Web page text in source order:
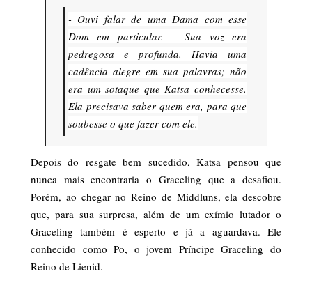
- Ouvi falar de uma Dama com esse
Dom em particular. – Sua voz era
pedregosa e profunda. Havia uma
cadência alegre em sua palavras; não
era um sotaque que Katsa conhecesse.
Ela precisava saber quem era, para que
soubesse o que fazer com ele.
Depois do resgate bem sucedido, Katsa pensou que
nunca mais encontraria o Graceling que a desafiou.
Porém, ao chegar no Reino de Middluns, ela descobre
que, para sua surpresa, além de um exímio lutador o
Graceling também é esperto e já a aguardava. Ele
conhecido como Po, o jovem Príncipe Graceling do
Reino de Lienid.